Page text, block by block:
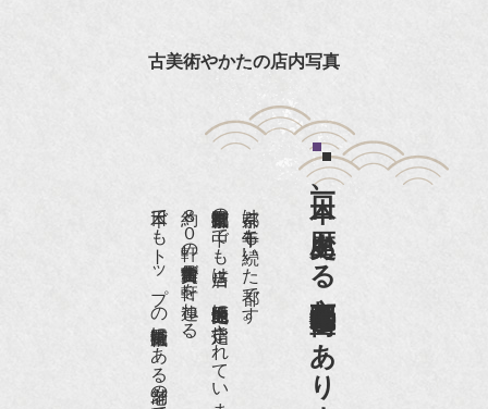
古美術やかたの店内写真
日本一、歴史ある
京都は千年も続いた都です。
京都祇園骨董街の中でも当店は、歴史的保全地区に指定されています。
約８０軒の古美術骨董商が軒を連ねる、
日本でもトップの祇園骨董街にある老舗の骨董店です。